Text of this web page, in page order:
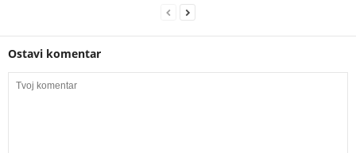
Ostavi komentar